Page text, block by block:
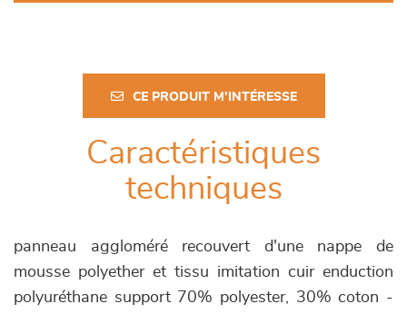
CE PRODUIT M'INTÉRESSE
Caractéristiques
techniques
panneau aggloméré recouvert d'une nappe de
mousse polyether et tissu imitation cuir enduction
polyuréthane support 70% polyester, 30% coton -